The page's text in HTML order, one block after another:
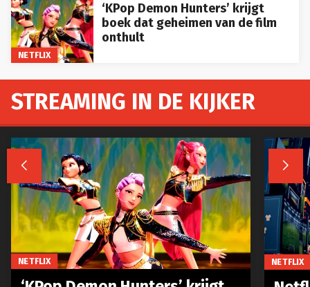
NETFLIX
‘KPop Demon Hunters’ krijgt
boek dat geheimen van de film
onthult
STREAMING IN DE KIJKER
 
NETFLIX NETFLIX